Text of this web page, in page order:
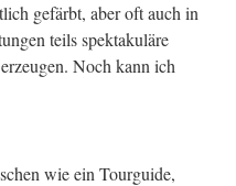
gefärbt, aber oft auch in
teils spektakuläre
Noch kann ich
wie ein Tourguide,